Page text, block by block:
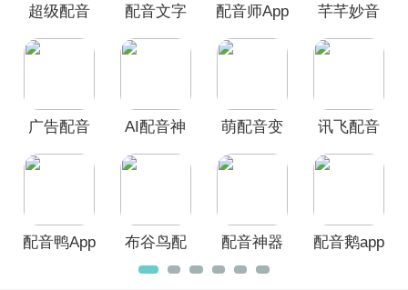
在这些软件内，还能够对配音合成的各
式，如果您刚好需要一款配音神器，那
超级配音
配音文字
配音师App
芊芊妙音
广告配音
AI配音神
萌配音变
讯飞配音
配音鸭App
布谷鸟配
音app
配音神器
官方版
配音鹅app